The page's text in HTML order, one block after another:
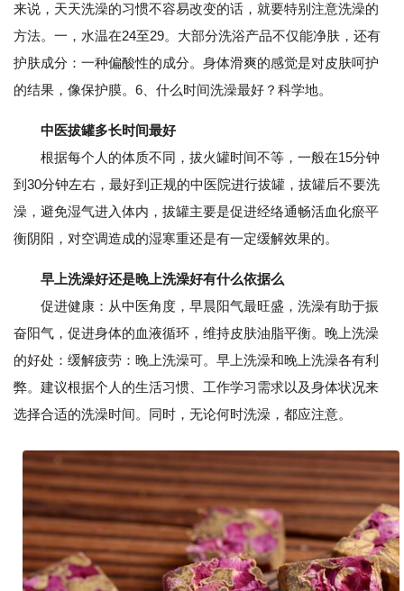
来说，天天洗澡的习惯不容易改变的话，就要特别注意洗澡的
方法。一，水温在24至29。大部分洗浴产品不仅能净肤，还有
护肤成分：一种偏酸性的成分。身体滑爽的感觉是对皮肤呵护
的结果，像保护膜。6、什么时间洗澡最好？科学地。
中医拔罐多长时间最好
根据每个人的体质不同，拔火罐时间不等，一般在15分钟
到30分钟左右，最好到正规的中医院进行拔罐，拔罐后不要洗
澡，避免湿气进入体内，拔罐主要是促进经络通畅活血化瘀平
衡阴阳，对空调造成的湿寒重还是有一定缓解效果的。
早上洗澡好还是晚上洗澡好有什么依据么
促进健康：从中医角度，早晨阳气最旺盛，洗澡有助于振
奋阳气，促进身体的血液循环，维持皮肤油脂平衡。晚上洗澡
的好处：缓解疲劳：晚上洗澡可。早上洗澡和晚上洗澡各有利
弊。建议根据个人的生活习惯、工作学习需求以及身体状况来
选择合适的洗澡时间。同时，无论何时洗澡，都应注意。